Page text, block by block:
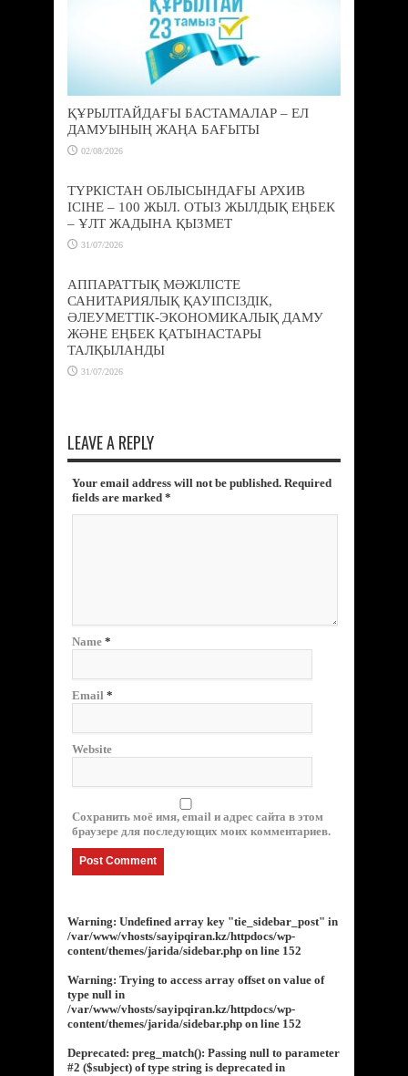
ҚҰРЫЛТАЙДАҒЫ БАСТАМАЛАР – ЕЛ
ДАМУЫНЫҢ ЖАҢА БАҒЫТЫ
02/08/2026
ТҮРКІСТАН ОБЛЫСЫНДАҒЫ АРХИВ
ІСІНЕ – 100 ЖЫЛ. ОТЫЗ ЖЫЛДЫҚ ЕҢБЕК
– ҰЛТ ЖАДЫНА ҚЫЗМЕТ
31/07/2026
АППАРАТТЫҚ МӘЖІЛІСТЕ
САНИТАРИЯЛЫҚ ҚАУІПСІЗДІК,
ӘЛЕУМЕТТІК-ЭКОНОМИКАЛЫҚ ДАМУ
ЖӘНЕ ЕҢБЕК ҚАТЫНАСТАРЫ
ТАЛҚЫЛАНДЫ
31/07/2026
LEAVE A REPLY
Your email address will not be published. Required
fields are marked *
Name *
Email *
Website
Сохранить моё имя, email и адрес сайта в этом
браузере для последующих моих комментариев.
Warning: Undefined array key "tie_sidebar_post" in
/var/www/vhosts/sayipqiran.kz/httpdocs/wp-
content/themes/jarida/sidebar.php on line 152
Warning: Trying to access array offset on value of
type null in
/var/www/vhosts/sayipqiran.kz/httpdocs/wp-
content/themes/jarida/sidebar.php on line 152
Deprecated: preg_match(): Passing null to parameter
#2 ($subject) of type string is deprecated in